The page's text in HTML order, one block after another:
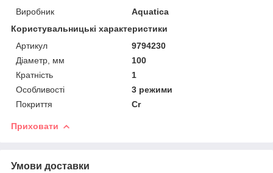
Виробник
Aquatica
Користувальницькі характеристики
Артикул
9794230
Діаметр, мм
100
Кратність
1
Особливості
3 режими
Покриття
Cr
Приховати
Умови доставки